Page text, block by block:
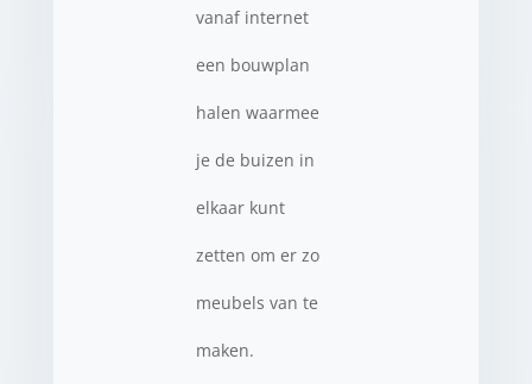
vanaf internet
een bouwplan
halen waarmee
je de buizen in
elkaar kunt
zetten om er zo
meubels van te
maken.